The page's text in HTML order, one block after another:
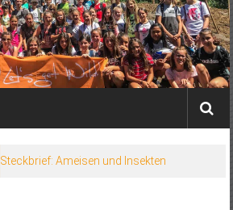
Steckbrief: Ameisen und Insekten